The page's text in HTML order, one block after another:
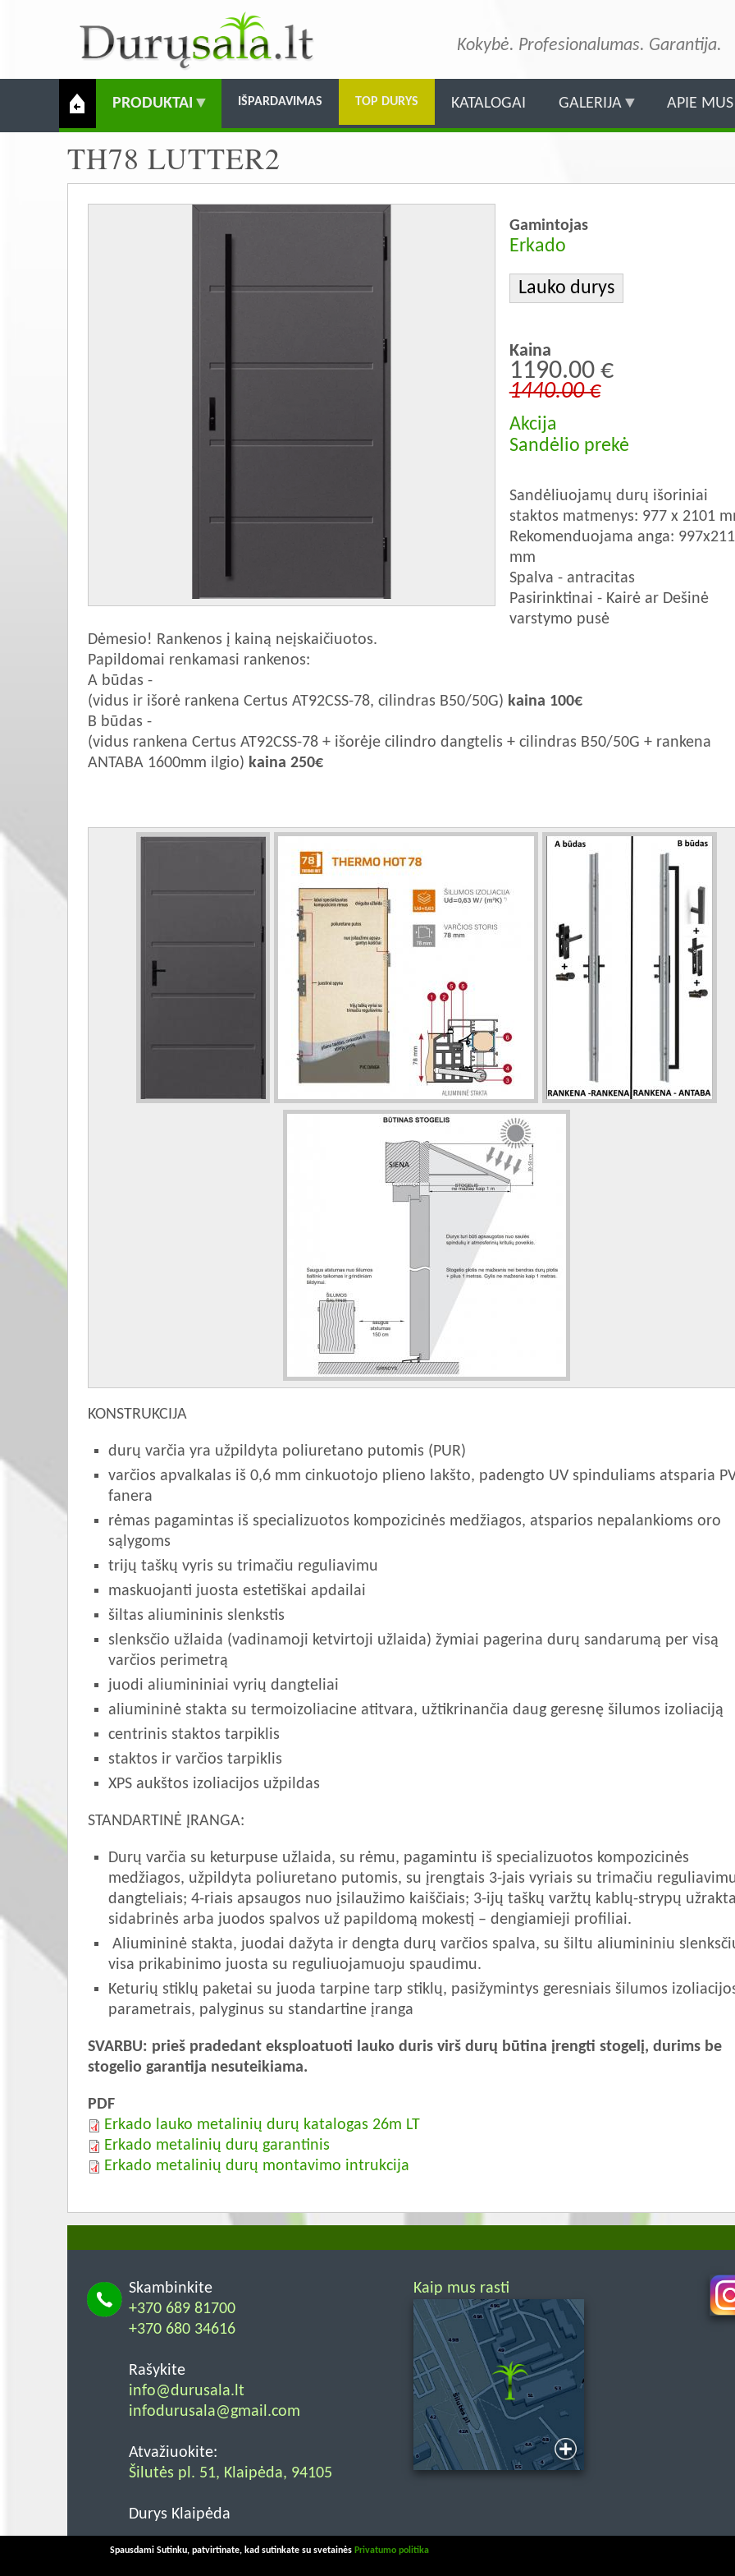
pagrindinį
Kokybė. Profesionalumas. Garantija.
PRODUKTAI IŠPARDAVIMAS TOP DURYS KATALOGAI GALERIJA APIE MUS
TH78 LUTTER2
Gamintojas
Erkado
Lauko durys
Kaina
1190.00 €
1440.00 €
Akcija
Sandėlio prekė
Sandėliuojamų durų išoriniai
staktos matmenys: 977 x 2101
Rekomenduojama anga:
mm
Spalva - antracitas
Pasirinktinai - Kairė ar Dešinė
varstymo pusė
Dėmesio! Rankenos į kainą neįskaičiuotos.
Papildomai renkamasi rankenos:
A būdas -
(vidus ir išorė rankena Certus AT92CSS-78, cilindras B50/50G) kaina 100€
B būdas -
(vidus rankena Certus AT92CSS-78 + išorėje cilindro dangtelis + cilindras B50/50G + rankena
ANTABA 1600mm ilgio) kaina 250€
KONSTRUKCIJA
durų varčia yra užpildyta poliuretano putomis (PUR)
varčios apvalkalas iš 0,6 mm cinkuotojo plieno lakšto, padengto UV spinduliams atsparia
fanera
rėmas pagamintas iš specializuotos kompozicinės medžiagos, atsparios nepalankioms oro
sąlygoms
trijų taškų vyris su trimačiu reguliavimu
maskuojanti juosta estetiškai apdailai
šiltas aliumininis slenkstis
slenksčio užlaida (vadinamoji ketvirtoji užlaida) žymiai pagerina durų sandarumą per visą
varčios perimetrą
juodi aliumininiai vyrių dangteliai
aliumininė stakta su termoizoliacine atitvara, užtikrinančia daug geresnę šilumos izoliaciją
centrinis staktos tarpiklis
staktos ir varčios tarpiklis
XPS aukštos izoliacijos užpildas
STANDARTINĖ ĮRANGA:
Durų varčia su keturpuse užlaida, su rėmu, pagamintu iš specializuotos kompozicinės
medžiagos, užpildyta poliuretano putomis, su įrengtais 3-jais vyriais su trimačiu
dangteliais; 4-riais apsaugos nuo įsilaužimo kaiščiais; 3-ijų taškų varžtų kablų-strypų
sidabrinės arba juodos spalvos už papildomą mokestį – dengiamieji profiliai.
Aliumininė stakta, juodai dažyta ir dengta durų varčios spalva, su šiltu aliumininiu
visa prikabinimo juosta su reguliuojamuoju spaudimu.
Keturių stiklų paketai su juoda tarpine tarp stiklų, pasižymintys geresniais šilumos
parametrais, palyginus su standartine įranga
SVARBU: prieš pradedant eksploatuoti lauko duris virš durų būtina įrengti stogelį, durims be
stogelio garantija nesuteikiama.
PDF
Erkado lauko metalinių durų katalogas 26m LT
Erkado metalinių durų garantinis
Erkado metalinių durų montavimo intrukcija
Skambinkite
+370 689 81700
+370 680 34616
Rašykite
info@durusala.lt
infodurusala@gmail.com
Atvažiuokite:
Šilutės pl. 51, Klaipėda, 94105
Durys Klaipėda
Kaip mus rasti
2025 © MB Durų sala. Visos teisės saugomos.
Spausdami Sutinku, patvirtinate, kad sutinkate su svetainės Privatumo politika